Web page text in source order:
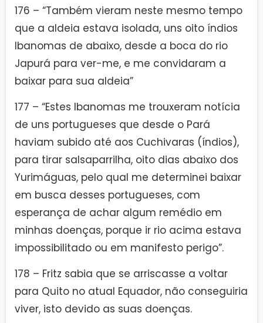
176 – “Também vieram neste mesmo tempo
que a aldeia estava isolada, uns oito índios
Ibanomas de abaixo, desde a boca do rio
Japurá para ver-me, e me convidaram a
baixar para sua aldeia”
177 – “Estes Ibanomas me trouxeram notícia
de uns portugueses que desde o Pará
haviam subido até aos Cuchivaras (índios),
para tirar salsaparrilha, oito dias abaixo dos
Yurimáguas, pelo qual me determinei baixar
em busca desses portugueses, com
esperança de achar algum remédio em
minhas doenças, porque ir rio acima estava
impossibilitado ou em manifesto perigo”.
178 – Fritz sabia que se arriscasse a voltar
para Quito no atual Equador, não conseguiria
viver, isto devido as suas doenças.